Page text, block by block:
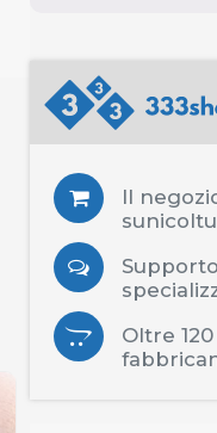
Il
Oltre